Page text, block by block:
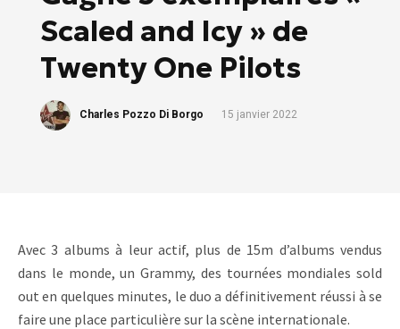
Scaled and Icy » de
Twenty One Pilots
Charles Pozzo Di Borgo 15 janvier 2022
Avec 3 albums à leur actif, plus de 15m d’albums vendus
dans le monde, un Grammy, des tournées mondiales sold
out en quelques minutes, le duo a définitivement réussi à se
faire une place particulière sur la scène internationale.